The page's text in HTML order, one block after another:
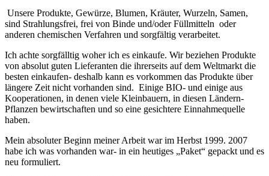
Unsere Produkte, Gewürze, Blumen, Kräuter, Wurzeln, Samen,
sind Strahlungsfrei, frei von Binde und/oder Füllmitteln oder
anderen chemischen Verfahren und sorgfältig verarbeitet.
Ich achte sorgfälltig woher ich es einkaufe. Wir beziehen Produkte
von absolut guten Lieferanten die ihrerseits auf dem Weltmarkt die
besten einkaufen- deshalb kann es vorkommen das Produkte über
längere Zeit nicht vorhanden sind. Einige BIO- und einige aus
Kooperationen, in denen viele Kleinbauern, in diesen Ländern-
Pflanzen bewirtschaften und so eine gesichtere Einnahmequelle
haben.
Mein absoluter Beginn meiner Arbeit war im Herbst 1999. 2007
habe ich was vorhanden war- in ein heutiges „Paket“ gepackt und es
neu formuliert.